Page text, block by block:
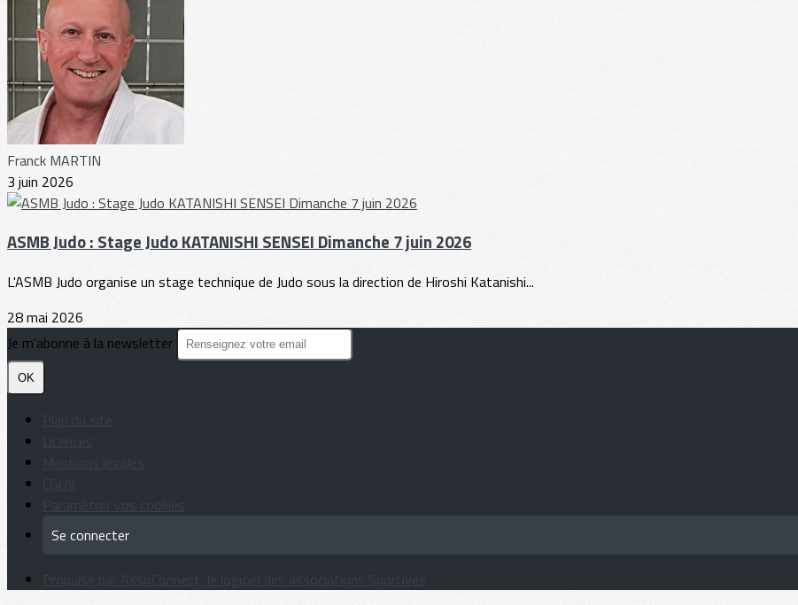
Franck MARTIN
3 juin 2026
ASMB Judo : Stage Judo KATANISHI SENSEI Dimanche 7 juin 2026
L'ASMB Judo organise un stage technique de Judo sous la direction de Hiroshi Katanishi...
28 mai 2026
Je m'abonne à la newsletter
OK
Se connecter